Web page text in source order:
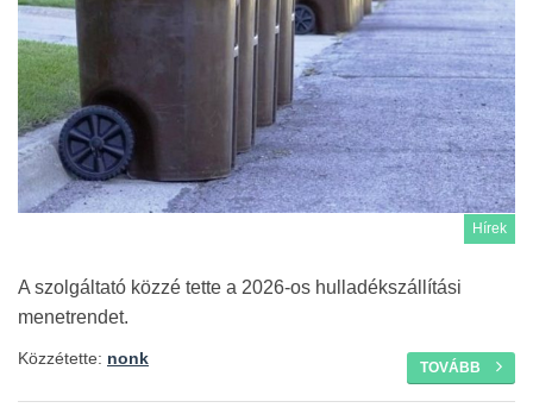
Hírek
A szolgáltató közzé tette a 2026-os hulladékszállítási
menetrendet.
TOVÁBB
Közzétette: nonk